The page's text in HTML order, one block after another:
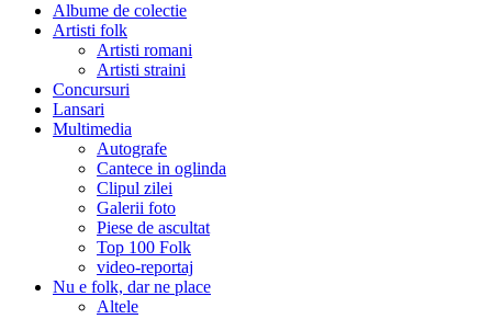
Albume de colectie
Artisti folk
Artisti romani
Artisti straini
Concursuri
Lansari
Multimedia
Autografe
Cantece in oglinda
Clipul zilei
Galerii foto
Piese de ascultat
Top 100 Folk
video-reportaj
Nu e folk, dar ne place
Altele